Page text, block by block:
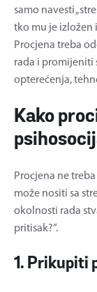
samo navesti
tko mu je izložen
Procjena treba
rada i promijeniti
opterećenja,
Kako
Procjena ne
može nositi sa
okolnosti rada
pritisak?”.
1. Prikupiti